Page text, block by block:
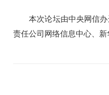
本次论坛由中央网信办
责任公司网络信息中心、新